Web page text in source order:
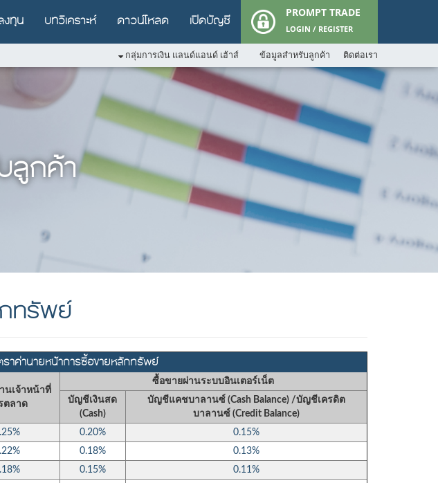
งทุน บทวิเคราะห์ ดาวน์โหลด เปิดบัญชี
PROMPT TRADE
LOGIN / REGISTER
กลุ่มการเงิน แลนด์แอนด์ เฮ้าส์ ข้อมูลสำหรับลูกค้า ติดต่อเรา
ลูกค้า
ทรัพย์
ราค่านายหน้าการซื้อขายหลักทรัพย์
นเจ้าหน้าที่
ตลาด
ซื้อขายผ่านระบบอินเตอร์เน็ต
บัญชีเงินสด
(Cash)
บัญชีแคชบาลานซ์ (Cash Balance) /บัญชีเครดิต
บาลานซ์ (Credit Balance)
0.20%
0.15%
0.18%
0.13%
0.15%
0.11%